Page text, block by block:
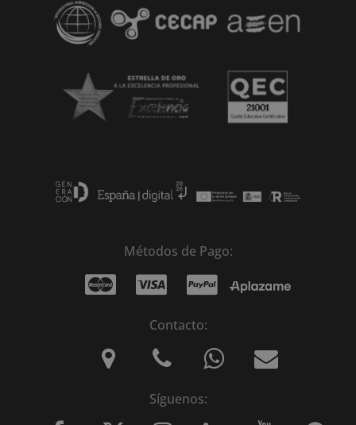
Métodos de Pago:
Contacto:
Síguenos: